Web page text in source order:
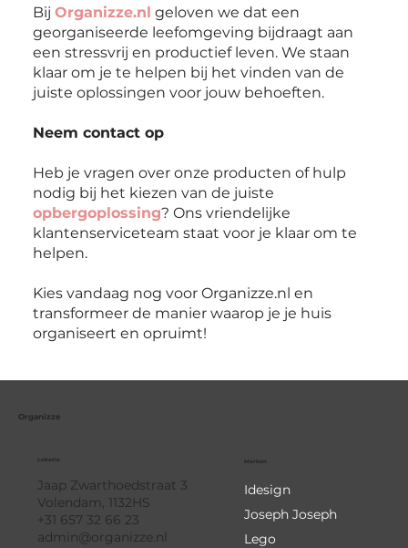
Bij Organizze.nl geloven we dat een
georganiseerde leefomgeving bijdraagt aan
een stressvrij en productief leven. We staan
klaar om je te helpen bij het vinden van de
juiste oplossingen voor jouw behoeften.
Neem contact op
Heb je vragen over onze producten of hulp
nodig bij het kiezen van de juiste
opbergoplossing? Ons vriendelijke
klantenserviceteam staat voor je klaar om te
helpen.
Kies vandaag nog voor Organizze.nl en
transformeer de manier waarop je je huis
organiseert en opruimt!
Organizze
Jaap Zwarthoedstraat 3
Volendam, 1132HS
+31 657 32 66 23
admin@organizze.nl
Lokatie Merken
Idesign
Joseph Joseph
Lego